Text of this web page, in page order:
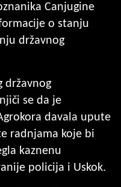
Canjugine
o stanju
državnog
državnog
se da je
davala upute
radnjama koje bi
kaznenu
policija i Uskok.